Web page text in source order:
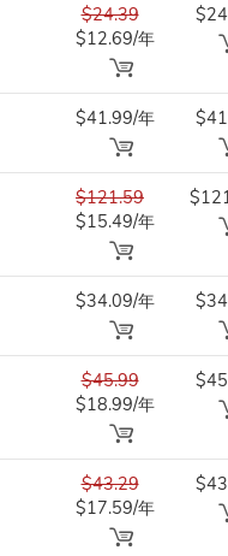
$24.39
$12.69/年
$41.99/年
$121.59
$15.49/年
$34.09/年
$45.99
$18.99/年
$43.29
$17.59/年